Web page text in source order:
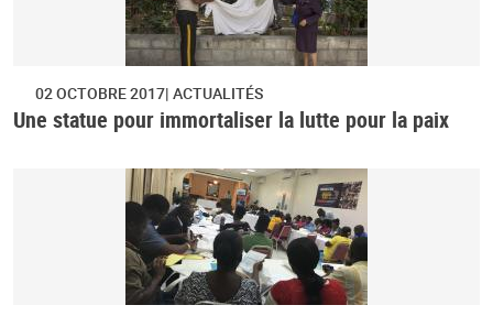
02 OCTOBRE 2017 ACTUALITÉS
Une statue pour immortaliser la lutte pour la paix